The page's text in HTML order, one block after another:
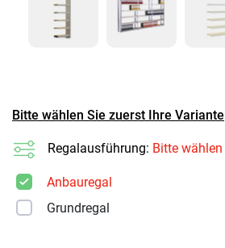
Bitte wählen Sie zuerst Ihre Variante
Regalausführung: Bitte wählen
Anbauregal
Grundregal